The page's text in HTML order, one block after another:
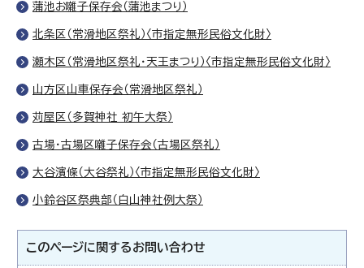
蒲池お囃子保存会（蒲池まつり）
北条区（常滑地区祭礼）〈市指定無形民俗文化財〉
瀬木区（常滑地区祭礼・天王まつり）〈市指定無形民俗文化財〉
山方区山車保存会（常滑地区祭礼）
苅屋区（多賀神社 初午大祭）
古場・古場区囃子保存会（古場区祭礼）
大谷濱條（大谷祭礼）〈市指定無形民俗文化財〉
小鈴谷区祭典部（白山神社例大祭）
このページに関する お問い合わせ